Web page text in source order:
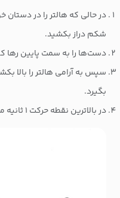
در حالی که هالتر را در
شکم دراز بکشید.
دست‌ها را به سمت پایین رها
سپس به آرامی هالتر را بالا
بگیرد.
در بالاترین نقطه حرکت ۱ ثانیه مکث کرده، سپس به حالت اول بازگردید.